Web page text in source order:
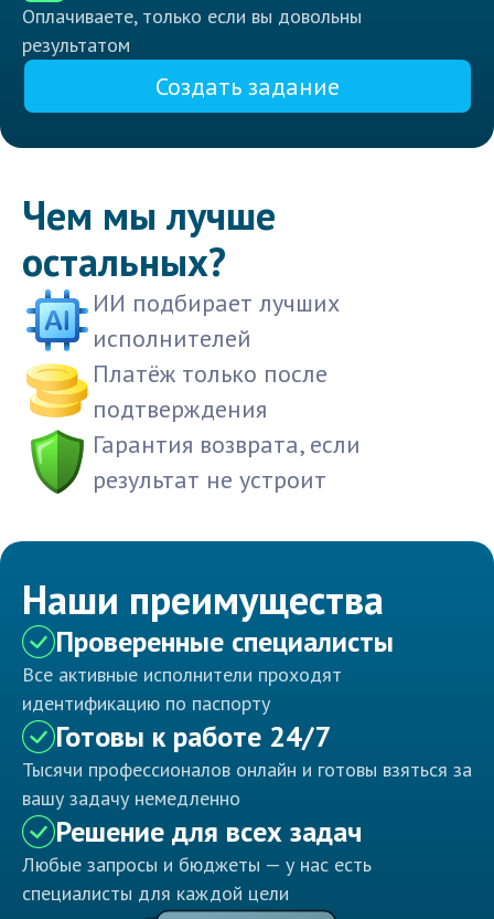
Оплачиваете, только если вы довольны
результатом
Создать задание
Чем мы лучше
остальных?
ИИ подбирает лучших
исполнителей
Платёж только после
подтверждения
Гарантия возврата, если
результат не устроит
Наши преимущества
Проверенные специалисты
Все активные исполнители проходят
идентификацию по паспорту
Готовы к работе 24/7
Тысячи профессионалов онлайн и готовы взяться за
вашу задачу немедленно
Решение для всех задач
Любые запросы и бюджеты — у нас есть
специалисты для каждой цели